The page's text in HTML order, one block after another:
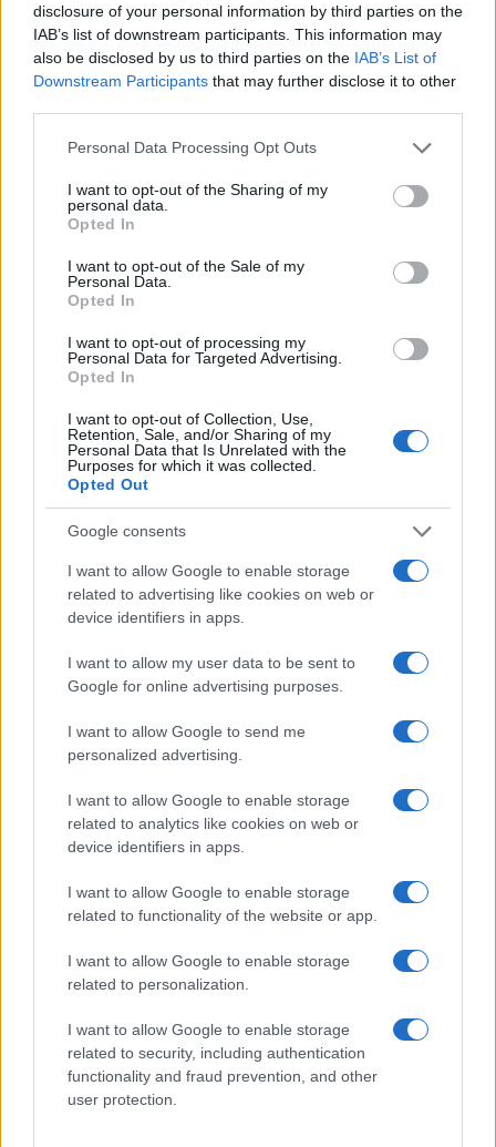
disclosure of your personal information by third parties on the
IAB’s list of downstream participants. This information may
also be disclosed by us to third parties on the IAB’s List of
Downstream Participants that may further disclose it to other
Please note that this website/app uses one or more Google
not limited to your visit or usage behaviour. You may click to
grant or deny consent to Google and its third-party tags to
use your data for below specified purposes in below Google
consent section.
Personal Data Processing Opt Outs
I want to opt-out of the Sharing of my
personal data.
Opted In
I want to opt-out of the Sale of my
Personal Data.
Opted In
I want to opt-out of processing my
Personal Data for Targeted Advertising.
Opted In
I want to opt-out of Collection, Use,
Retention, Sale, and/or Sharing of my
Personal Data that Is Unrelated with the
Purposes for which it was collected.
Opted Out
Google consents
I want to allow Google to enable storage
related to advertising like cookies on web or
device identifiers in apps.
I want to allow my user data to be sent to
Google for online advertising purposes.
I want to allow Google to send me
personalized advertising.
I want to allow Google to enable storage
related to analytics like cookies on web or
device identifiers in apps.
I want to allow Google to enable storage
related to functionality of the website or app.
I want to allow Google to enable storage
related to personalization.
I want to allow Google to enable storage
related to security, including authentication
functionality and fraud prevention, and other
user protection.
Notizie in tempo reale?
Entra nel canale telegram di
GalluraOggi.it
Ricevi le nostre ultime news
daGoogle News
Condividi l'articolo
F
a
ce
b
o
o
k
T
w
it
te
r
n
te
re
st
h
at
s
p
p
h
a
re
Articolo precedente
NOTIZIE RECENTI
Olbia, le previsioni meteo per lunedì 10 agosto
2026
Le ultime offerte di lavoro a Olbia e in Gallura
Cumuli di rifiuti a Santa Teresa Gallura, la
furgoni: le indagini
Cannigione celebra la cultura gallurese con il
“Poker letterario”